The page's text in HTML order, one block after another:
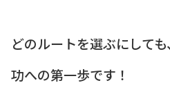
どのルートを選ぶにして
功への第一歩です！